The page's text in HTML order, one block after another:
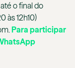
o final do
às 12h10)
Para participar